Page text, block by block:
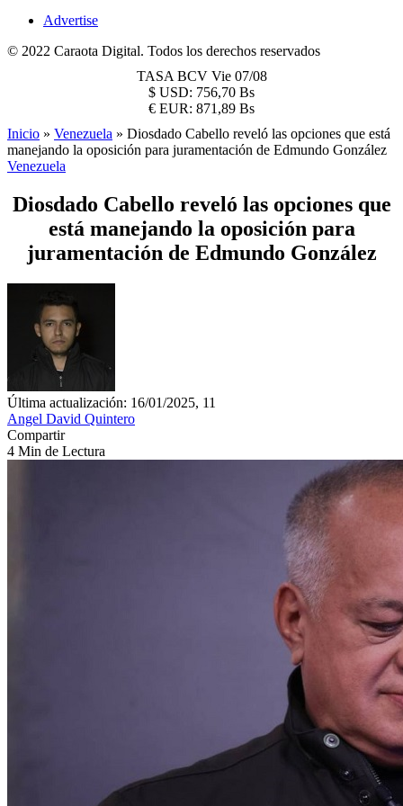
Advertise
© 2022 Caraota Digital. Todos los derechos reservados
TASA BCV Vie 07/08
$ USD: 756,70 Bs
€ EUR: 871,89 Bs
Inicio » Venezuela » Diosdado Cabello reveló las opciones que está
manejando la oposición para juramentación de Edmundo González
Venezuela
Diosdado Cabello reveló las opciones que
está manejando la oposición para
juramentación de Edmundo González
Última actualización: 16/01/2025, 11
Angel David Quintero
Compartir
4 Min de Lectura